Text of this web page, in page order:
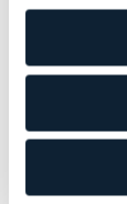
Coaching